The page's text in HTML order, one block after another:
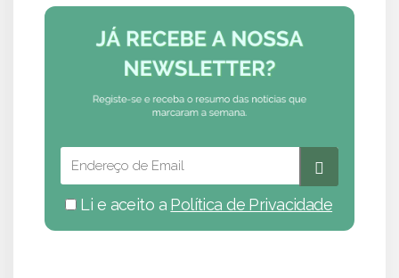
Li e aceito a Política de Privacidade